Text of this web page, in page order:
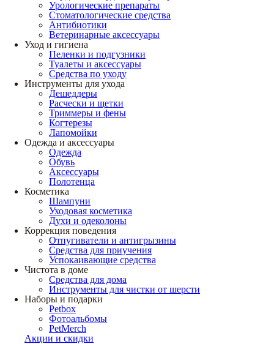
Урологические препараты
Стоматологические средства
Антибиотики
Ветеринарные аксессуары
Уход и гигиена
Пеленки и подгузники
Туалеты и аксессуары
Средства по уходу
Инструменты для ухода
Дешеддеры
Расчески и щетки
Триммеры и фены
Когтерезы
Лапомойки
Одежда и аксессуары
Одежда
Обувь
Аксессуары
Полотенца
Косметика
Шампуни
Уходовая косметика
Духи и одеколоны
Коррекция поведения
Отпугиватели и антигрызины
Средства для приучения
Успокаивающие средства
Чистота в доме
Средства для дома
Инструменты для чистки от шерсти
Наборы и подарки
Petbox
Фотоальбомы
PetMerch
Акции и скидки